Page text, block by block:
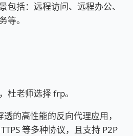
包括：远程访问、远程办公、
等。
杜老师选择 frp。
的高性能的反向代理应用，
等多种协议，且支持 P2P